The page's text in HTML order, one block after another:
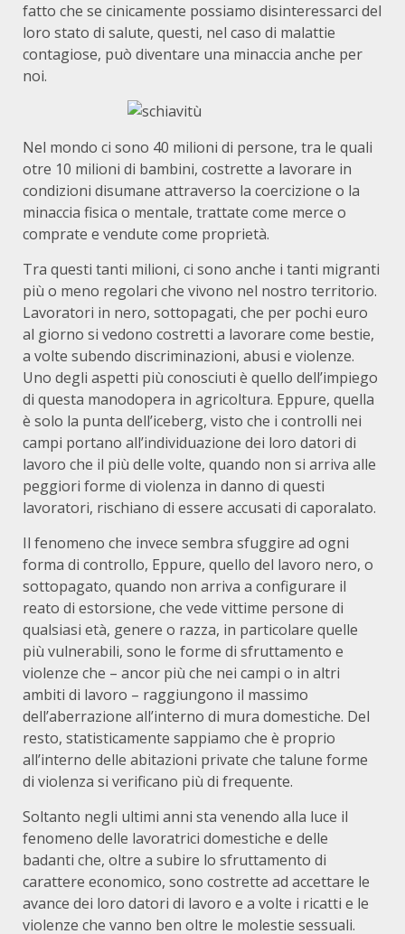
fatto che se cinicamente possiamo disinteressarci del
loro stato di salute, questi, nel caso di malattie
contagiose, può diventare una minaccia anche per
noi.
Nel mondo ci sono 40 milioni di persone, tra le quali
otre 10 milioni di bambini, costrette a lavorare in
condizioni disumane attraverso la coercizione o la
minaccia fisica o mentale, trattate come merce o
comprate e vendute come proprietà.
Tra questi tanti milioni, ci sono anche i tanti migranti
più o meno regolari che vivono nel nostro territorio.
Lavoratori in nero, sottopagati, che per pochi euro
al giorno si vedono costretti a lavorare come bestie,
a volte subendo discriminazioni, abusi e violenze.
Uno degli aspetti più conosciuti è quello dell’impiego
di questa manodopera in agricoltura. Eppure, quella
è solo la punta dell’iceberg, visto che i controlli nei
campi portano all’individuazione dei loro datori di
lavoro che il più delle volte, quando non si arriva alle
peggiori forme di violenza in danno di questi
lavoratori, rischiano di essere accusati di caporalato.
Il fenomeno che invece sembra sfuggire ad ogni
forma di controllo, Eppure, quello del lavoro nero, o
sottopagato, quando non arriva a configurare il
reato di estorsione, che vede vittime persone di
qualsiasi età, genere o razza, in particolare quelle
più vulnerabili, sono le forme di sfruttamento e
violenze che – ancor più che nei campi o in altri
ambiti di lavoro – raggiungono il massimo
dell’aberrazione all’interno di mura domestiche. Del
resto, statisticamente sappiamo che è proprio
all’interno delle abitazioni private che talune forme
di violenza si verificano più di frequente.
Soltanto negli ultimi anni sta venendo alla luce il
fenomeno delle lavoratrici domestiche e delle
badanti che, oltre a subire lo sfruttamento di
carattere economico, sono costrette ad accettare le
avance dei loro datori di lavoro e a volte i ricatti e le
violenze che vanno ben oltre le molestie sessuali.